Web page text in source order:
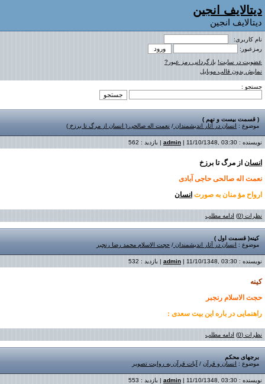
دیتالایف انجین
دیتالایف انجین
نام کاربری:
رمزعبور:
عضویت در سایت! بازگردانی رمز عبور?
نمایش بدون قالب موبایل
جستجو :
( قسمت بیست و نهم )
موضوع : انسان در آثار اندیشمندان / نعمت اله صالحى ( انسان از مرگ تا برزخ )
نویسنده : admin | 11/10/1348, 03:30 | بازدید : 562
انسان از مرگ تا برزخ
نعمت اله صالحى حاجى آبادى
ارواح مؤ منان به صورت انسان
نظرات (0) ادامه مطلب
کینه( قسمت اول )
موضوع : انسان در آثار اندیشمندان / حجت الاسلام محمد رضا رنجبر
نویسنده : admin | 11/10/1348, 03:30 | بازدید : 532
کینه
حجت الاسلام رنجبر
راهنمایی در باره این بیت سعدی :
نظرات (0) ادامه مطلب
برجهاى محكم
موضوع : انسان و قرآن / آیات قرآن به روایت تصویر
نویسنده : admin | 11/10/1348, 03:30 | بازدید : 553